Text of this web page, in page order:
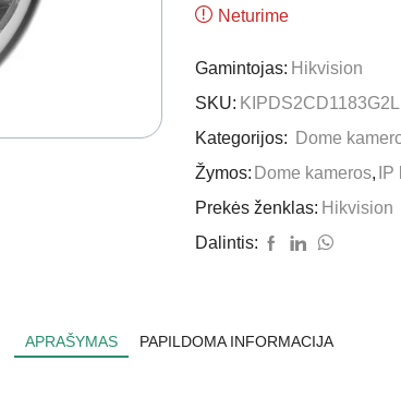
Neturime
Gamintojas: Hikvision
SKU:
Kategorijos:
Dome
Žymos: Dome kameros,
Prekės ženklas: Hikvision
Dalintis:
APRAŠYMAS PAPILDOMA INFORMACIJA